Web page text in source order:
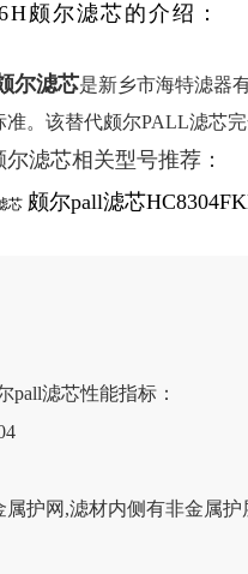
颇尔滤芯的介绍：
尔滤芯是新乡市海特滤器
。该替代颇尔PALL滤芯
滤芯相关型号推荐：
芯 颇尔pall滤芯
pall滤芯性能指标：
属护网,滤材内侧有非金属护